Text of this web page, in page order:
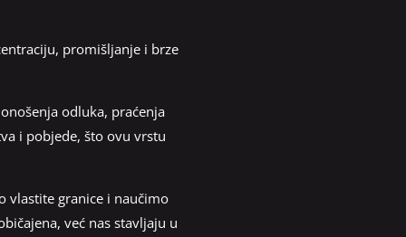
promišljanje i brze
odluka, praćenja
i pobjede, što ovu vrstu
vlastite granice i naučimo
već nas stavljaju u